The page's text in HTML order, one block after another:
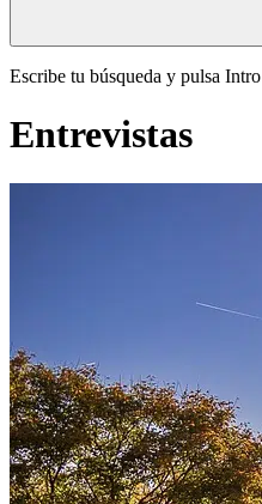
Escribe tu búsqueda y pulsa Intro
Entrevistas